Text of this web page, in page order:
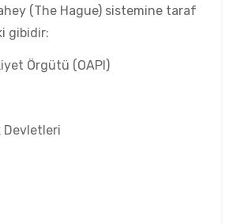
(The Hague) sistemine taraf
gibidir:
Örgütü (OAPI)
Devletleri